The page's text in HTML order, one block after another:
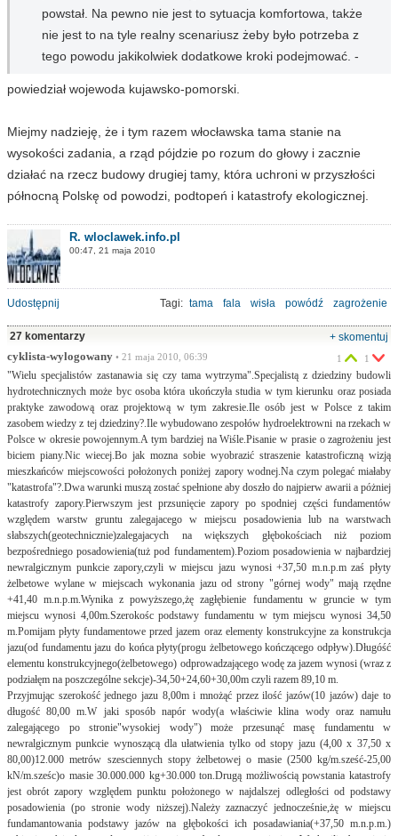
powstał. Na pewno nie jest to sytuacja komfortowa, także
nie jest to na tyle realny scenariusz żeby było potrzeba z
tego powodu jakikolwiek dodatkowe kroki podejmować. -
powiedział wojewoda kujawsko-pomorski.
Miejmy nadzieję, że i tym razem włocławska tama stanie na
wysokości zadania, a rząd pójdzie po rozum do głowy i zacznie
działać na rzecz budowy drugiej tamy, która uchroni w przyszłości
północną Polskę od powodzi, podtopeń i katastrofy ekologicznej.
R. wloclawek.info.pl
00:47, 21 maja 2010
Udostępnij Tagi: tama fala wisła powódź zagrożenie
27 komentarzy
+ skomentuj
cyklista-wylogowany • 21 maja 2010, 06:39
"Wielu specjalistów zastanawia się czy tama wytrzyma".Specjalistą z dziedziny budowli
hydrotechnicznych może byc osoba która ukończyła studia w tym kierunku oraz posiada
praktyke zawodową oraz projektową w tym zakresie.Ile osób jest w Polsce z takim
zasobem wiedzy z tej dziedziny?.Ile wybudowano zespołów hydroelektrowni na rzekach w
Polsce w okresie powojennym.A tym bardziej na Wiśle.Pisanie w prasie o zagrożeniu jest
biciem piany.Nic wiecej.Bo jak mozna sobie wyobrazić straszenie katastroficzną wizją
mieszkańców miejscowości położonych poniżej zapory wodnej.Na czym polegać miałaby
"katastrofa"?.Dwa warunki muszą zostać spełnione aby doszło do najpierw awarii a póżniej
katastrofy zapory.Pierwszym jest przsunięcie zapory po spodniej części fundamentów
względem warstw gruntu zalegajacego w miejscu posadowienia lub na warstwach
słabszych(geotechnicznie)zalegajacych na większych głębokościach niż poziom
bezpośredniego posadowienia(tuż pod fundamentem).Poziom posadowienia w najbardziej
newralgicznym punkcie zapory,czyli w miejscu jazu wynosi +37,50 m.n.p.m zaś płyty
żelbetowe wylane w miejscach wykonania jazu od strony "górnej wody" mają rzędne
+41,40 m.n.p.m.Wynika z powyższego,żę zagłębienie fundamentu w gruncie w tym
miejscu wynosi 4,00m.Szerokośc podstawy fundamentu w tym miejscu wynosi 34,50
m.Pomijam płyty fundamentowe przed jazem oraz elementy konstrukcyjne za konstrukcja
jazu(od fundamentu jazu do końca płyty(progu żelbetowego kończącego odpływ).Długóść
elementu konstrukcyjnego(żelbetowego) odprowadzającego wodę za jazem wynosi (wraz z
podziałęm na poszczególne sekcje)-34,50+24,60+30,00m czyli razem 89,10 m.
Przyjmując szerokość jednego jazu 8,00m i mnożąć przez ilość jazów(10 jazów) daje to
długość 80,00 m.W jaki sposób napór wody(a właściwie klina wody oraz namułu
zalegającego po stronie"wysokiej wody") może przesunąć masę fundamentu w
newralgicznym punkcie wynoszącą dla ułatwienia tylko od stopy jazu (4,00 x 37,50 x
80,00)12.000 metrów szesciennych stopy żelbetowej o masie (2500 kg/m.sześć-25,00
kN/m.sześc)o masie 30.000.000 kg+30.000 ton.Drugą możliwością powstania katastrofy
jest obrót zapory względem punktu położonego w najdalszej odległości od podstawy
posadowienia (po stronie wody niższej).Należy zaznaczyć jednocześnie,żę w miejscu
fundamantowania podstawy jazów na głębokości ich posadawiania(+37,50 m.n.p.m.)
1 1